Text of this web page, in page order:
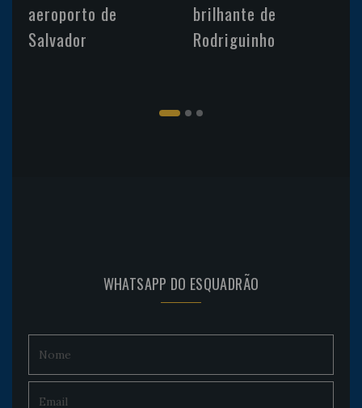
aeroporto de
Salvador
brilhante de
Rodriguinho
WHATSAPP DO ESQUADRÃO